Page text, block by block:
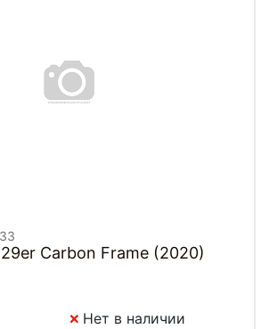
Carbon Frame (2020)
Нет в наличии